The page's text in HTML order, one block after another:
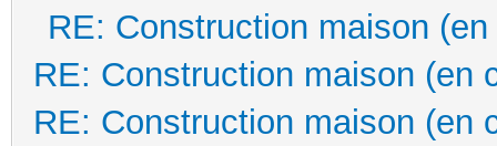
RE: Construction maison
RE: Construction maison (en
RE: Construction maison (en